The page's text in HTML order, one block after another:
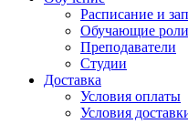
Расписание и
Обучающие
Преподаватели
Студии
Доставка
Условия оплаты
Условия